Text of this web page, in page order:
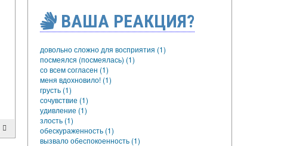
ВАША РЕАКЦИЯ?
довольно сложно для восприятия (1)
посмеялся (посмеялась) (1)
со всем согласен (1)
меня вдохновило! (1)
грусть (1)
сочувствие (1)
удивление (1)
злость (1)
обескураженность (1)
вызвало обеспокоенность (1)